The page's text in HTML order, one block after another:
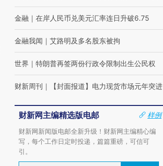
金融 ｜ 在岸人民币兑美元汇率连日升破6.75
金融我闻 ｜ 艾路明及多名股东被拘
世界 ｜ 特朗普再签两份行政令限制出生公民权
财新周刊 ｜ 【封面报道】电力现货市场元年突进
财新网主编精选版电邮
样例
财新网新闻版电邮全新升级！财新网主编精心编
写，每个工作日定时投递，篇篇重磅，可信可
引。